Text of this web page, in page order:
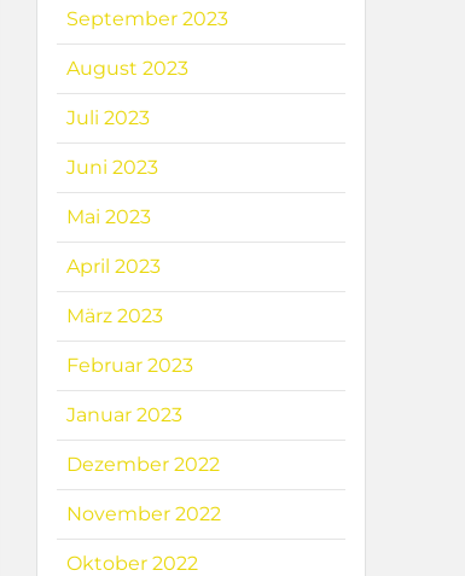
September 2023
August 2023
Juli 2023
Juni 2023
Mai 2023
April 2023
März 2023
Februar 2023
Januar 2023
Dezember 2022
November 2022
Oktober 2022